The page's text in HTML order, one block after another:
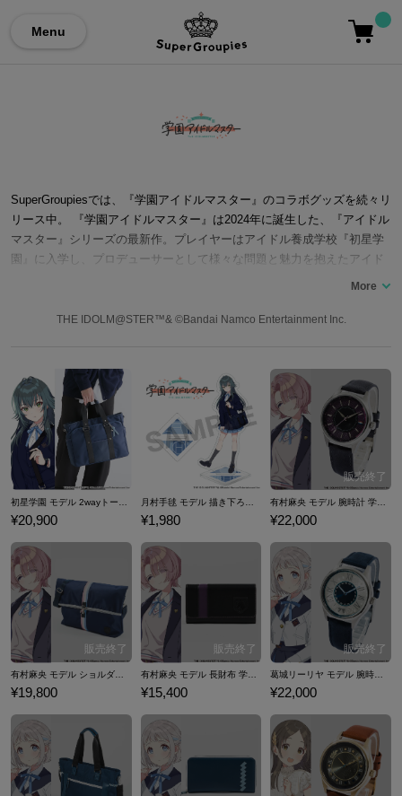
Menu
SuperGroupiesでは、『学園アイドルマスター』のコラボグッズを続々リ
リース中。 『学園アイドルマスター』は2024年に誕生した、『アイドル
マスター』シリーズの最新作。プレイヤーはアイドル養成学校『初星学
園』に入学し、プロデューサーとして様々な問題と魅力を抱えたアイド
ルの卵たちをプロデュースします。アプリゲームを皮切りに、CD、グッ
園アイドルマスター』コラボの腕時計、財布、バッグやカーディガンな
す。
THE IDOLM@STER™& ©Bandai Namco Entertainment Inc.
¥20,900 ¥1,980 ¥22,000
有村麻央 モデル ショルダーバッグ 学園アイドルマスター
¥19,800
有村麻央 モデル 長財布 学園アイドルマスター
¥15,400
葛城リーリヤ モデル 腕時計 学園アイドルマスター
¥22,000